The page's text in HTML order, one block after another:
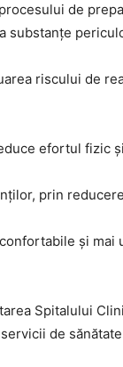
de
substanțe
riscului de
efortul fizic
prin
și
Spitalului
de